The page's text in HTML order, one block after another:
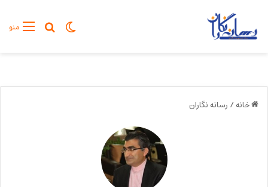
منوجستجو
تغییر پوسته
خانه/ رسانه نگاران